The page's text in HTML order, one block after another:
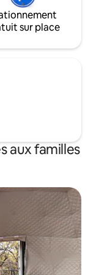
sur place
aux familles